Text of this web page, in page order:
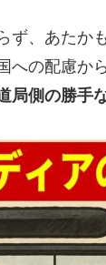
ず、あたか
への配慮か
局側の勝手